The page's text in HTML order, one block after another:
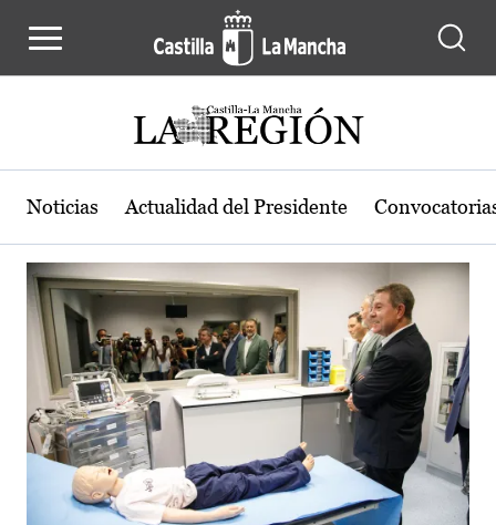
Actualidad de la región de Castilla-
Noticias Actualidad del Presidente